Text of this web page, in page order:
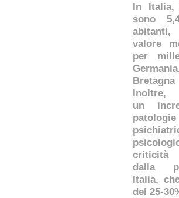
In Italia,
sono
valore
per
un
criticità
dalla
Italia,
del 25-